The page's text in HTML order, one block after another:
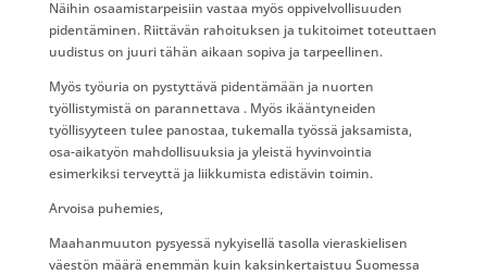
Näihin osaamistarpeisiin vastaa myös oppivelvollisuuden
pidentäminen. Riittävän rahoituksen ja tukitoimet toteuttaen
uudistus on juuri tähän aikaan sopiva ja tarpeellinen.
Myös työuria on pystyttävä pidentämään ja nuorten
työllistymistä on parannettava . Myös ikääntyneiden
työllisyyteen tulee panostaa, tukemalla työssä jaksamista,
osa-aikatyön mahdollisuuksia ja yleistä hyvinvointia
esimerkiksi terveyttä ja liikkumista edistävin toimin.
Arvoisa puhemies,
Maahanmuuton pysyessä nykyisellä tasolla vieraskielisen
väestön määrä enemmän kuin kaksinkertaistuu Suomessa